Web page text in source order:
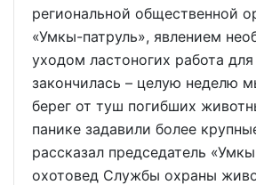
региональной общественной
«Умкы-патруль», явлением
уходом ластоногих работа
закончилась – целую неделю
берег от туш погибших
панике задавили более
рассказал председатель
охотовед Службы охраны